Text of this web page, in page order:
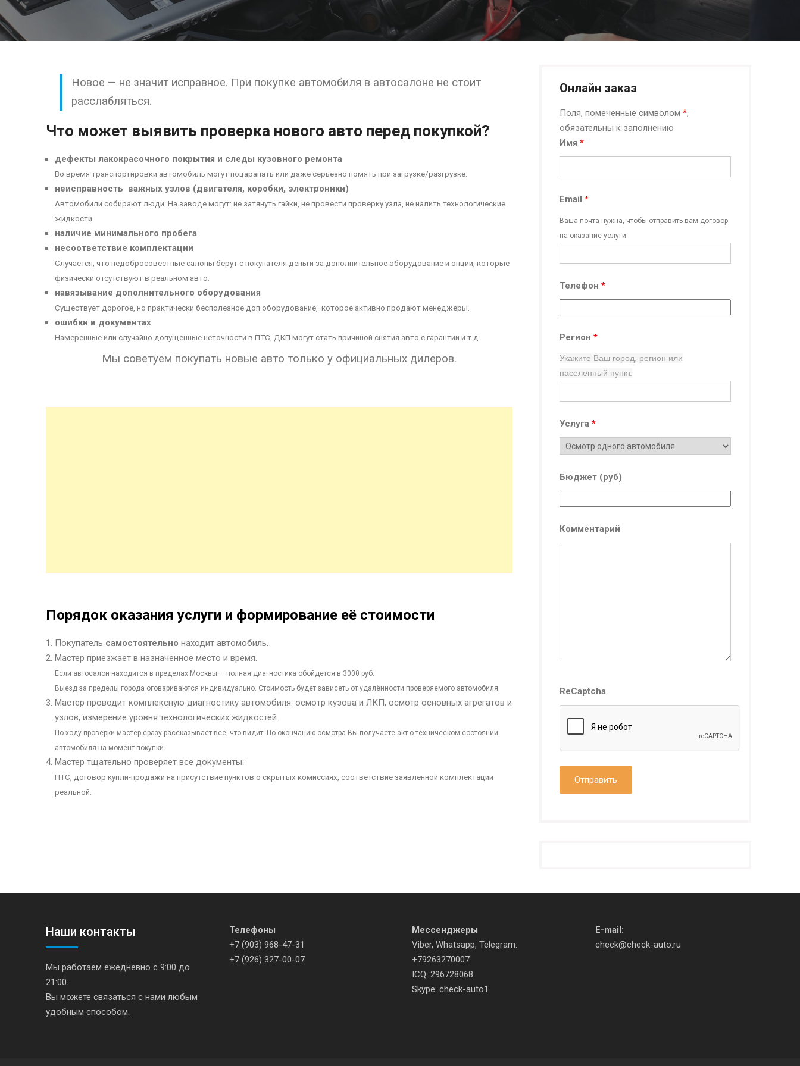
Новое — не значит исправное. При покупке автомобиля в автосалоне не стоит
расслабляться.
Что может выявить проверка нового авто перед покупкой?
дефекты лакокрасочного покрытия и следы кузовного ремонта
Во время транспортировки автомобиль могут поцарапать или даже серьезно помять при загрузке/разгрузке.
неисправность важных узлов (двигателя, коробки, электроники)
Автомобили собирают люди. На заводе могут: не затянуть гайки, не провести проверку узла, не налить технологические
жидкости.
наличие минимального пробега
несоответствие комплектации
Случается, что недобросовестные салоны берут с покупателя деньги за дополнительное оборудование и опции, которые
физически отсутствуют в реальном авто.
навязывание дополнительного оборудования
Существует дорогое, но практически бесполезное доп.оборудование, которое активно продают менеджеры.
ошибки в документах
Намеренные или случайно допущенные неточности в ПТС, ДКП могут стать причиной снятия авто с гарантии и т.д.
Мы советуем покупать новые авто только у официальных дилеров.
Порядок оказания услуги и формирование её стоимости
Покупатель самостоятельно находит автомобиль.
Мастер приезжает в назначенное место и время.
Если автосалон находится в пределах Москвы — полная диагностика обойдется в 3000 руб.
Выезд за пределы города оговариваются индивидуально. Стоимость будет зависеть от удалённости проверяемого автомобиля.
Мастер проводит комплексную диагностику автомобиля: осмотр кузова и ЛКП, осмотр основных агрегатов и
узлов, измерение уровня технологических жидкостей.
По ходу проверки мастер сразу рассказывает все, что видит. По окончанию осмотра Вы получаете акт о техническом состоянии
автомобиля на момент покупки.
Мастер тщательно проверяет все документы:
ПТС, договор купли-продажи на присутствие пунктов о скрытых комиссиях, соответствие заявленной комплектации
реальной.
Онлайн заказ
Поля, помеченные символом*,
обязательны к заполнению
Имя*
Email*
Ваша почта нужна, чтобы отправить вам договор
на оказание услуги.
Телефон*
Регион*
Укажите Ваш город, регион или
населенный пункт.
Услуга*
Бюджет (руб)
Комментарий
ReCaptcha
Наши контакты
Мы работаем ежедневно с 9:00 до
21:00.
Вы можете связаться с нами любым
удобным способом.
Телефоны
+7 (903) 968-47-31
+7 (926) 327-00-07
Мессенджеры
Viber, Whatsapp, Telegram:
+79263270007
ICQ: 296728068
Skype: check-auto1
E-mail:
check@check-auto.ru